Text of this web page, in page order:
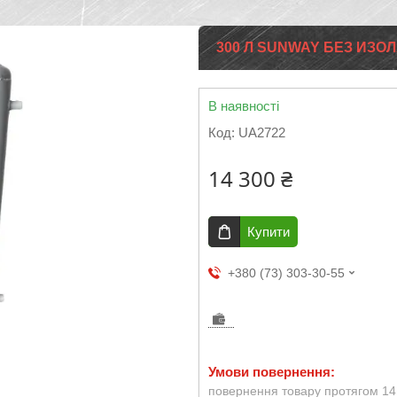
300 Л SUNWAY БЕЗ
В наявності
Код: UA2722
14 300 ₴
Купити
+380 (73) 303-30-55
повернення товару протягом